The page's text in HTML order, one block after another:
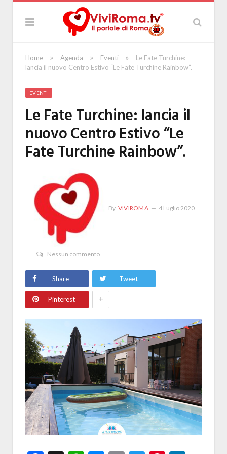
Home » Agenda » Eventi »
Le Fate Turchine:
lancia il nuovo Centro Estivo “Le Fate Turchine Rainbow”.
EVENTI
Le Fate Turchine: lancia il
nuovo Centro Estivo “Le
Fate Turchine Rainbow”.
By VIVIROMA 4 Luglio 2020
Nessun commento
Share Tweet
Pinterest +